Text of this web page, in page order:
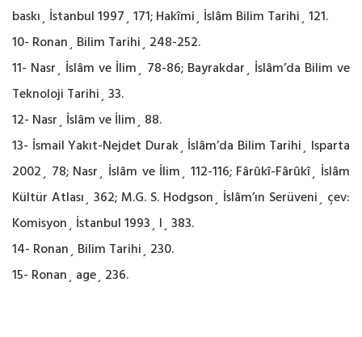
baskı¸ İstanbul 1997¸ 171; Hakîmi¸ İslâm Bilim Tarihi¸ 121.
10- Ronan¸ Bilim Tarihi¸ 248-252.
11- Nasr¸ İslâm ve İlim¸ 78-86; Bayrakdar¸ İslâm’da Bilim ve
Teknoloji Tarihi¸ 33.
12- Nasr¸ İslâm ve İlim¸ 88.
13- İsmail Yakıt-Nejdet Durak¸ İslâm’da Bilim Tarihi¸ Isparta
2002¸ 78; Nasr¸ İslâm ve İlim¸ 112-116; Fârûkî-Fârûkî¸ İslâm
Kültür Atlası¸ 362; M.G. S. Hodgson¸ İslâm’ın Serüveni¸ çev:
Komisyon¸ İstanbul 1993¸ I¸ 383.
14- Ronan¸ Bilim Tarihi¸ 230.
15- Ronan¸ age¸ 236.